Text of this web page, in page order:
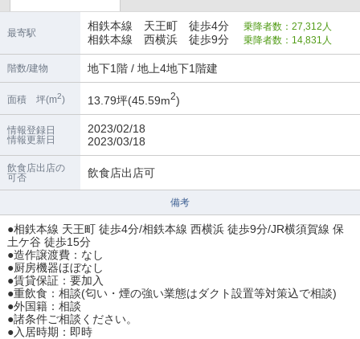
和田町駅の店舗物件・貸店舗・テナント一覧
平沼橋駅の店舗物件・貸店舗・テナント一覧
最寄駅
相鉄本線 天王町 徒歩4分 乗降者数：27,312人
相鉄本線 西横浜 徒歩9分 乗降者数：14,831人
階数/建物 地下1階 / 地上4地下1階建
面積 坪(m2) 13.79坪(45.59m2)
情報登録日
情報更新日
2023/02/18
2023/03/18
飲食店出店の
可否
飲食店出店可
備考
●相鉄本線 天王町 徒歩4分/相鉄本線 西横浜 徒歩9分/JR横須賀線 保
土ケ谷 徒歩15分
●造作譲渡費：なし
●厨房機器ほぼなし
●賃貸保証：要加入
●重飲食：相談(匂い・煙の強い業態はダクト設置等対策込で相談)
●外国籍：相談
●諸条件ご相談ください。
●入居時期：即時